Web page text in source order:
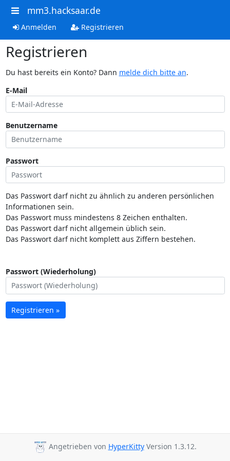
mm3.hacksaar.de
Anmelden Registrieren
Registrieren
Du hast bereits ein Konto? Dann melde dich bitte an.
E-Mail
Benutzername
Passwort
Das Passwort darf nicht zu ähnlich zu anderen persönlichen
Informationen sein.
Das Passwort muss mindestens 8 Zeichen enthalten.
Das Passwort darf nicht allgemein üblich sein.
Das Passwort darf nicht komplett aus Ziffern bestehen.
Passwort (Wiederholung)
Registrieren »
Angetrieben von HyperKittyVersion 1.3.12.